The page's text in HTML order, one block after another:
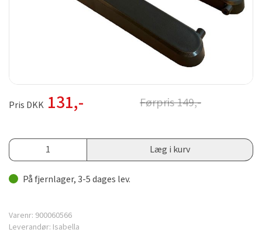
Pris DKK 131,- Førpris149,-
Læg i kurv
På fjernlager, 3-5 dages lev.
Varenr: 900060566
Leverandør: Isabella